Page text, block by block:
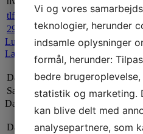
tlf. +45 55343413
292@hvidtogfrit.dk
Luk
Læs mere
Dansk Sejlunion
Samarbejdspartnere
Dansk Sejlunion
Dansk Sejlunion
Vi og vores
teknologier, herunder
indsamle oplysninger
formål, herunder:
bedre
statistik og marketing.
kan blive delt med
analysepartnere, som